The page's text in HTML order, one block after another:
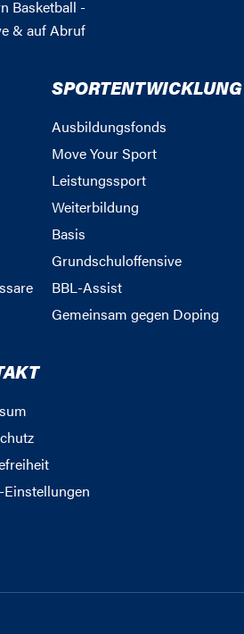
Basketball -
& auf Abruf
SPORTENTWICKLUNG
Ausbildungsfonds
Move Your Sport
Leistungssport
Weiterbildung
Basis
Grundschuloffensive
BBL-Assist
Gemeinsam gegen Doping